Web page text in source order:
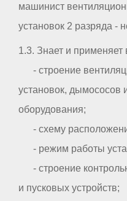
машинист
установок 2 разряда -
1.3. Знает и применяет
- строение
установок, дымососов
оборудования;
- схему
- режим работы
- строение
и пусковых устройств;